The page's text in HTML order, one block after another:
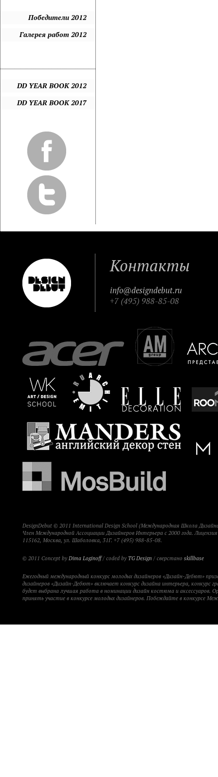
Победители 2012
Галерея работ 2012
DD YEAR BOOK 2012
DD YEAR BOOK 2017
Контакты
info@designdebut.ru
+7 (495) 988-85-08
DesignDebut © 2011 International Design School (Международная Школа
Член Международной Ассоциации Дизайнеров Интерьера с 2000 года.
115162, Москва, ул. Шаболовка, 31Г. +7 (495) 988-85-08.
© 2011 Concept by Dima Loginoff/ coded by TG Design / сверстано skillbase
Ежегодный международный конкурс молодых дизайнеров «Дизайн-Дебют»
дизайнеров «Дизайн-Дебют» включает конкурс дизайна интерьера, конкурс
будет выбрана лучшая работа в номинации дизайн костюма и
принять участие в конкурсе молодых дизайнеров. Побеждайте в конкурсе